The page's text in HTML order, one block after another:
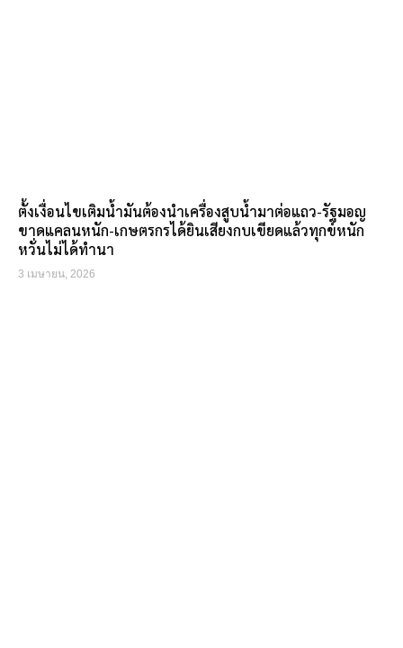
ตั้งเงื่อนไขเติมน้ำมันต้องนำเครื่องสูบน้ำมาต่อแถว-รัฐมอญ
ขาดแคลนหนัก-เกษตรกรได้ยินเสียงกบเขียดแล้วทุกข์หนัก
หวั่นไม่ได้ทำนา
3 เมษายน, 2026